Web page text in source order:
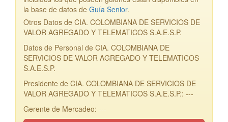
la base de datos de Guía Senior.
Otros Datos de CIA. COLOMBIANA DE SERVICIOS DE
VALOR AGREGADO Y TELEMATICOS S.A.E.S.P.
Datos de Personal de CIA. COLOMBIANA DE
SERVICIOS DE VALOR AGREGADO Y TELEMATICOS
S.A.E.S.P.
Presidente de CIA. COLOMBIANA DE SERVICIOS DE
VALOR AGREGADO Y TELEMATICOS S.A.E.S.P.: ---
Gerente de Mercadeo: ---